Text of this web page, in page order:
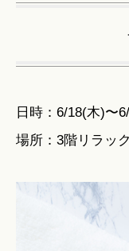
日時：6/18(木)〜
場所：3階リラッ